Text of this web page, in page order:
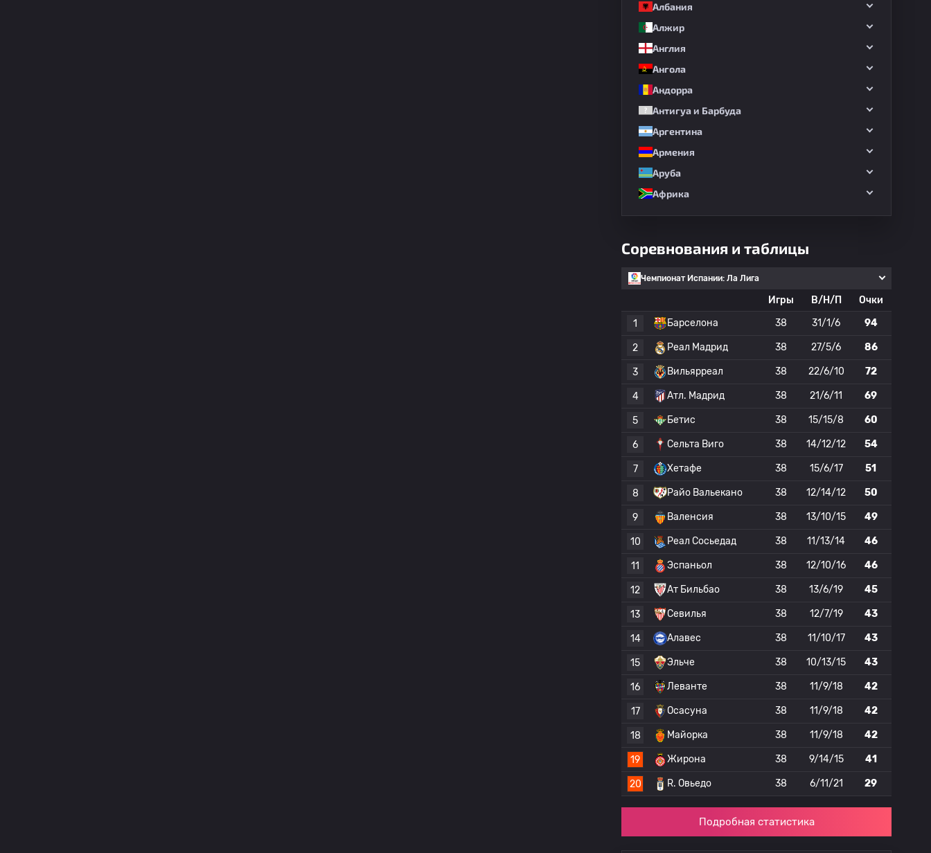
Албания
Алжир
Англия
Ангола
Андорра
Антигуа и Барбуда
Аргентина
Армения
Аруба
Африка
Соревнования и таблицы
Чемпионат Испании: Ла Лига
Игры В/Н/П
Очки
1
Барселона 38 31/1/6 94
2 Реал Мадрид 38 27/5/6 86
3 Вильярреал 38 22/6/10 72
4 Атл. Мадрид 38 21/6/11 69
5 Бетис 38 15/15/8 60
6 Сельта Виго 38 14/12/12 54
7 Хетафе 38 15/6/17 51
8 Райо Вальекано 38 12/14/12 50
9 Валенсия 38 13/10/15 49
10 Реал Сосьедад 38 11/13/14 46
11 Эспаньол 38 12/10/16 46
12 Ат Бильбао 38 13/6/19 45
13 Севилья 38 12/7/19 43
14 Алавес 38 11/10/17 43
15 Эльче 38 10/13/15 43
16 Леванте 38 11/9/18 42
17 Осасуна 38 11/9/18 42
18 Майорка 38 11/9/18 42
19 Жирона 38 9/14/15 41
20 R. Овьедо 38 6/11/21 29
Подробная статистика